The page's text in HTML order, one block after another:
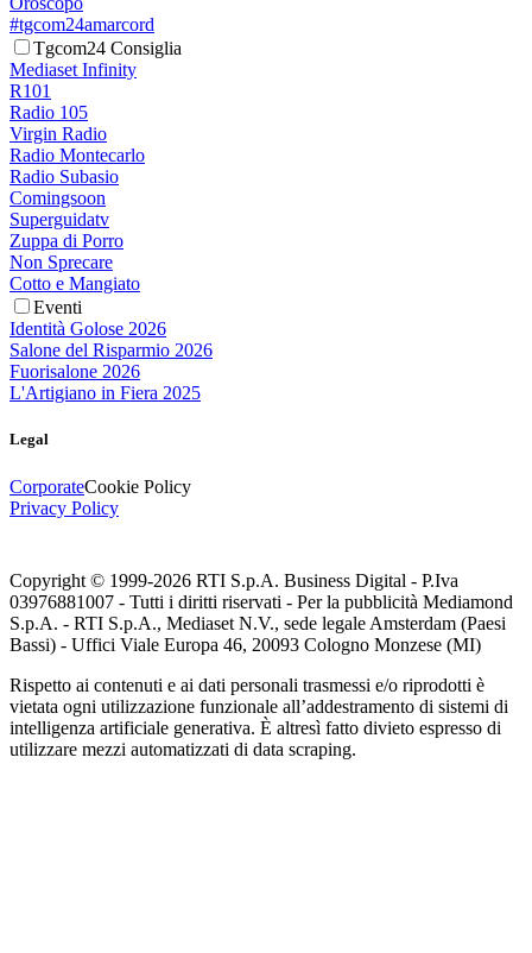
#tgcom24amarcord
Tgcom24 Consiglia
Mediaset Infinity
R101
Radio 105
Virgin Radio
Radio Montecarlo
Radio Subasio
Comingsoon
Superguidatv
Zuppa di Porro
Non Sprecare
Cotto e Mangiato
Eventi
Identità Golose 2026
Salone del Risparmio 2026
Fuorisalone 2026
L'Artigiano in Fiera 2025
Legal
CorporateCookie Policy
Privacy Policy
Copyright © 1999-2026 RTI S.p.A. Business Digital - P.Iva
03976881007 - Tutti i diritti riservati - Per la pubblicità Mediamond
S.p.A. - RTI S.p.A., Mediaset N.V., sede legale Amsterdam (Paesi
Bassi) - Uffici Viale Europa 46, 20093 Cologno Monzese (MI)
Rispetto ai contenuti e ai dati personali trasmessi e/o riprodotti è
vietata ogni utilizzazione funzionale all’addestramento di sistemi di
intelligenza artificiale generativa. È altresì fatto divieto espresso di
utilizzare mezzi automatizzati di data scraping.